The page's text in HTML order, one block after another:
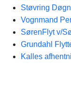
Støvring
Vognmand
SørenFlyt v/
Grundahl
Kalles